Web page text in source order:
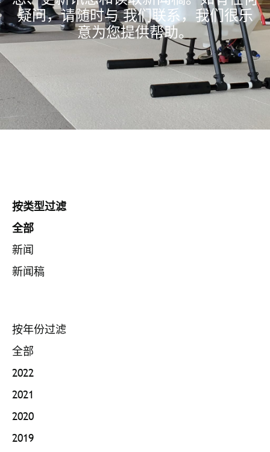
疑问，请随时与 我们联系，我们很乐
意为您提供帮助。
按类型过滤
全部
新闻
新闻稿
按年份过滤
全部
2022
2021
2020
2019